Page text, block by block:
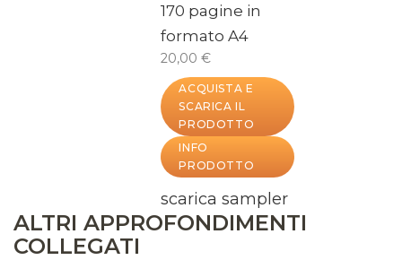
170 pagine in
formato A4
20,00 €
ACQUISTA E
SCARICA IL
PRODOTTO
INFO
PRODOTTO
scarica sampler
ALTRI APPROFONDIMENTI
COLLEGATI